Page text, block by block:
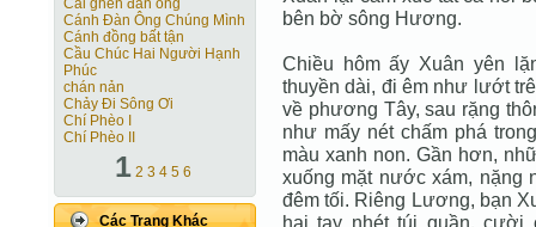
Cái ghen đàn ông
Cánh Ðàn Ông Chúng Mình
Cánh đồng bất tận
Cầu Chúc Hai Người Hạnh
Phúc
chán nản
Chảy Đi Sông Ơi
Chí Phèo I
Chí Phèo II
1 2 3 4 5 6
Các Trang Khác
bên bờ sông Hương.
Chiều hôm ấy Xuân yên
thuyền dài, đi êm như lướt
về phương Tây, sau rặng
như mấy nét chấm phá
màu xanh non. Gần hơn,
xuống mặt nước xám, nặng
đêm tối. Riêng Lương, bạn
hai tay nhét túi quần,